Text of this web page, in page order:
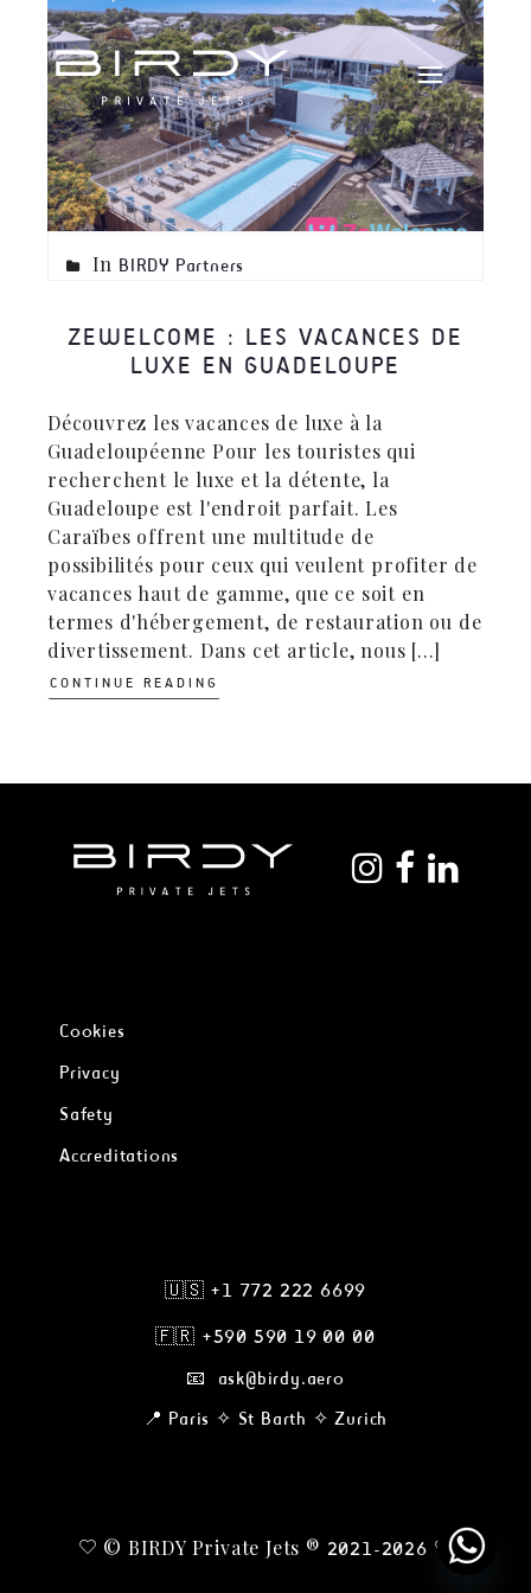
In BIRDY Partners
ZEWELCOME : LES VACANCES DE
LUXE EN GUADELOUPE
Découvrez les vacances de luxe à la
Guadeloupéenne Pour les touristes qui
recherchent le luxe et la détente, la
Guadeloupe est l'endroit parfait. Les
Caraïbes offrent une multitude de
possibilités pour ceux qui veulent profiter de
vacances haut de gamme, que ce soit en
termes d'hébergement, de restauration ou de
divertissement. Dans cet article, nous [...]
CONTINUE READING
Cookies
Privacy
Safety
Accreditations
🇺🇸 +1 772 222 6699
🇫🇷 +590 590 19 00 00
📧 ask@birdy.aero
📍 Paris ✧ St Barth ✧ Zurich
© BIRDY Private Jets ® 2021-2026